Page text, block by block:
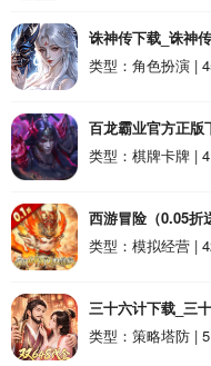
诛神传下载_诛神
类型：角色扮演 |
百龙霸业官方正版
类型：棋牌卡牌 |
西游冒险（0.05折
（0.05折送满星阵
类型：模拟经营 |
三十六计下载_三
类型：策略塔防 |